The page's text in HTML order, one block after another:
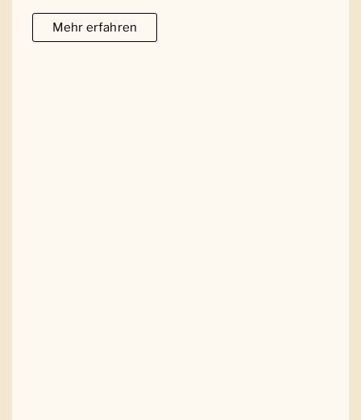
Mehr erfahren